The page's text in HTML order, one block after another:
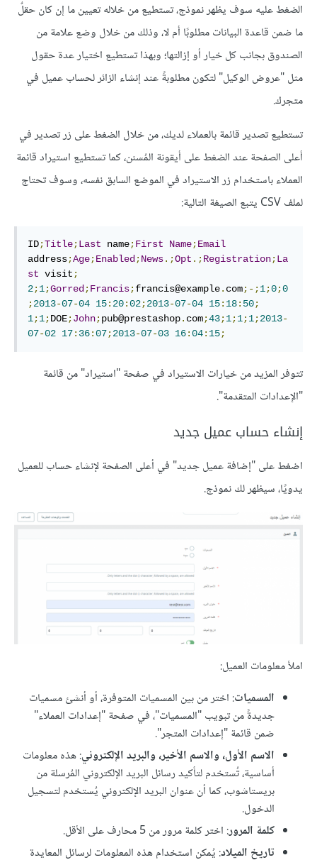
الضغط عليه سوف يظهر نموذج، تستطيع من خلاله تعيين ما إن كان حقلٌ
ما ضمن قاعدة البيانات مطلوبًا أم لا، وذلك من خلال وضع علامة من
الصندوق بجانب كل خيار أو إزالتها؛ وبهذا تستطيع اختيار عدة حقول
مثل "عروض الوكيل" لتكون مطلوبةً عند إنشاء الزائر لحساب عميل في
متجرك.
تستطيع تصدير قائمة بالعملاء لديك، من خلال الضغط على زر تصدير في
أعلى الصفحة عند الضغط على أيقونة المُسنن، كما تستطيع استيراد قائمة
العملاء باستخدام زر الاستيراد في الموضع السابق نفسه، وسوف تحتاج
لملف CSV يتبع الصيغة التالية:
ID;Title;Last name;First Name;Email
address;Age;Enabled ;News.;Opt .;Registration;La
st visit ;
2;1;Gorred ;Francis;francis@example. com;-;1;0;0
;2013-07-04 15: 20:02;2013-07-04 15: 18: 50;
1;1;DOE;John;pub@prestashop. com;43;1;1;1;2013-
07-02 17: 36:07;2013-07-03 16:04: 15;
تتوفر المزيد من خيارات الاستيراد في صفحة "استيراد" من قائمة
"الإعدادات المتقدمة".
إنشاء حساب عميل جديد
اضغط على "إضافة عميل جديد" في أعلى الصفحة لإنشاء حساب للعميل
يدويًا، سيظهر لك نموذج.
املأ معلومات العميل:
المسميات: اختر من بين المسميات المتوفرة، أو أنشئ مسميات
جديدةً من تبويب "المسميات"، في صفحة "إعدادات العملاء"
ضمن قائمة "إعدادات المتجر".
الاسم الأول، والاسم الأخير، والبريد الإلكتروني: هذه معلومات
أساسية، تُستخدم لتأكيد رسائل البريد الإلكتروني المُرسلة من
بريستاشوب، كما أن عنوان البريد الإلكتروني يُستخدم لتسجيل
الدخول.
كلمة المرور: اختر كلمة مرور من 5 محارف على الأقل.
تاريخ الميلاد: يُمكن استخدام هذه المعلومات لرسائل المعايدة